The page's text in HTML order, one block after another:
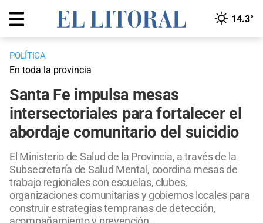
14.3°
POLÍTICA
En toda la provincia
Santa Fe impulsa mesas
intersectoriales para fortalecer el
abordaje comunitario del suicidio
El Ministerio de Salud de la Provincia, a través de la
Subsecretaría de Salud Mental, coordina mesas de
trabajo regionales con escuelas, clubes,
organizaciones comunitarias y gobiernos locales para
construir estrategias tempranas de detección,